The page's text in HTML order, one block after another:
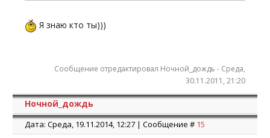
Я знаю кто ты)))
Сообщение отредактировал Ночной_дождь - Среда,
30.11.2011, 21:20
Ночной_дождь
Дата: Среда, 19.11.2014, 12:27 | Сообщение # 15